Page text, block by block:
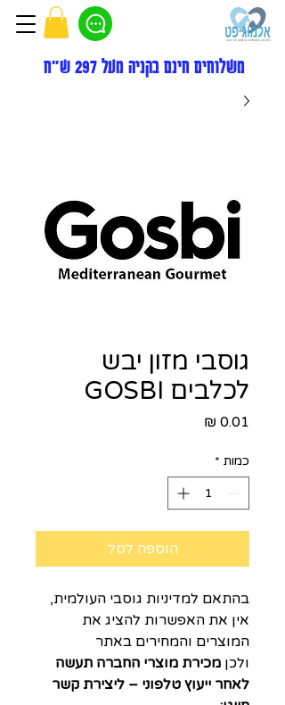
משלוחים חינם בקניה מעל 297 ש"ח
גוסבי מזון יבש
לכלבים GOSBI
כמות *
הוספה לסל
בהתאם למדיניות גוסבי העולמית,
אין את האפשרות להציג את
המוצרים והמחירים באתר
ולכן מכירת מוצרי החברה תעשה
לאחר ייעוץ טלפוני – ליצירת קשר